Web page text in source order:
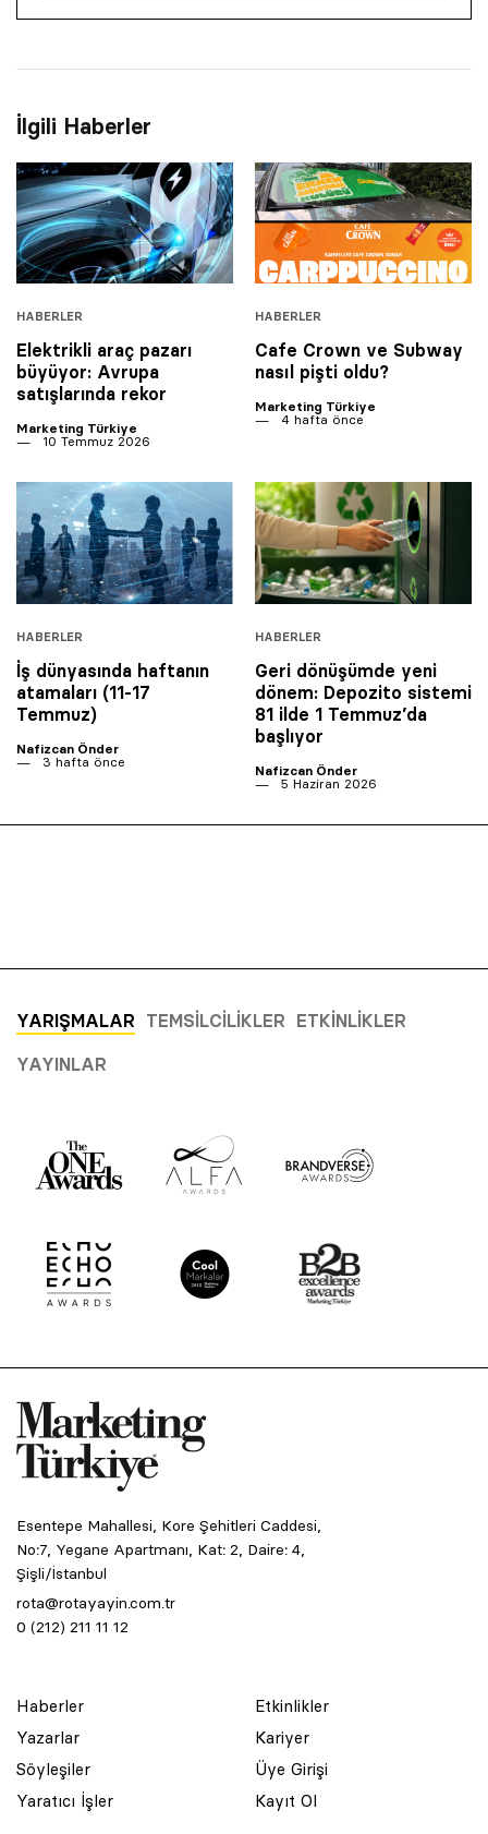
İlgili Haberler
HABERLER
Elektrikli araç pazarı
büyüyor: Avrupa
satışlarında rekor
Marketing Türkiye
10 Temmuz 2026
HABERLER
Cafe Crown ve Subway
nasıl pişti oldu?
Marketing Türkiye
4 hafta önce
HABERLER
İş dünyasında haftanın
atamaları (11-17
Temmuz)
Nafizcan Önder
3 hafta önce
HABERLER
Geri dönüşümde yeni
dönem: Depozito sistemi
81 ilde 1 Temmuz’da
başlıyor
Nafizcan Önder
5 Haziran 2026
YARIŞMALAR TEMSILCILIKLER ETKINLIKLER
YAYINLAR
Esentepe Mahallesi, Kore Şehitleri Caddesi,
No:7, Yegane Apartmanı, Kat: 2, Daire: 4,
Şişli/İstanbul
rota@rotayayin.com.tr
0 (212) 211 11 12
Haberler
Yazarlar
Söyleşiler
Yaratıcı İşler
Etkinlikler
Kariyer
Üye Girişi
Kayıt Ol